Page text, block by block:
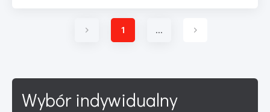
1 ...
Wybór indywidualny